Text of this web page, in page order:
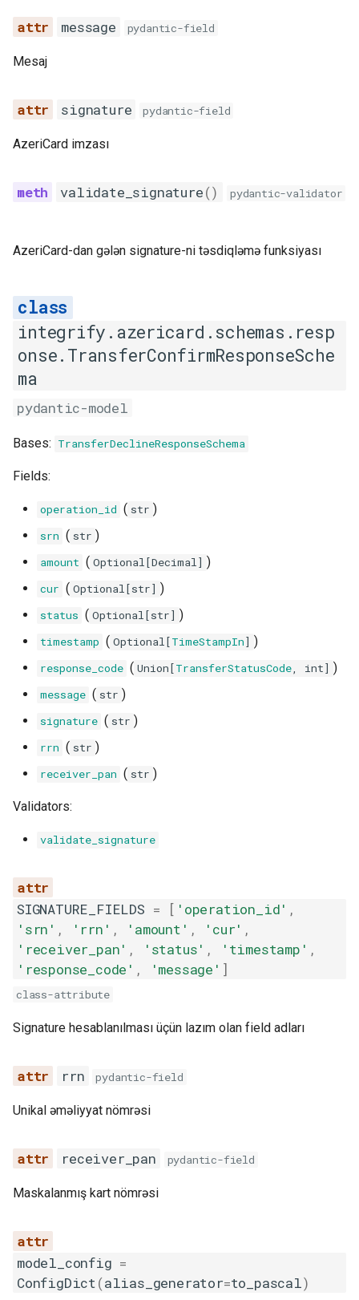
message pydantic-field
Mesaj
signature pydantic-field
AzeriCard imzası
validate_signature() pydantic-validator
AzeriCard-dan gələn signature-ni təsdiqləmə funksiyası
integrify.azericard.schemas.resp
onse.TransferConfirmResponseSche
ma
pydantic-model
Bases: TransferDeclineResponseSchema
Fields:
operation_id ( str )
srn ( str )
amount ( Optional[Decimal] )
cur ( Optional[str] )
status ( Optional[str] )
timestamp ( Optional[TimeStampIn] )
response_code ( Union[TransferStatusCode, int] )
message ( str )
signature ( str )
rrn ( str )
receiver_pan ( str )
Validators:
validate_signature
SIGNATURE_FIELDS = [ 'operation_id' ,
'srn' , 'rrn' , 'amount' , 'cur' ,
'receiver_pan' , 'status' , 'timestamp' ,
'response_code' , 'message' ]
class-attribute
Signature hesablanılması üçün lazım olan field adları
rrn pydantic-field
Unikal əməliyyat nömrəsi
receiver_pan pydantic-field
Maskalanmış kart nömrəsi
model_config =
ConfigDict(alias_generator=to_pascal)